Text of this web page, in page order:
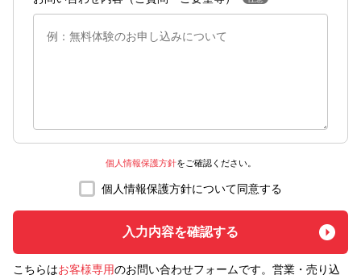
個人情報保護方針をご確認ください。
個人情報保護方針について同意する
こちらはお客様専用のお問い合わせフォームです。営業・売り込